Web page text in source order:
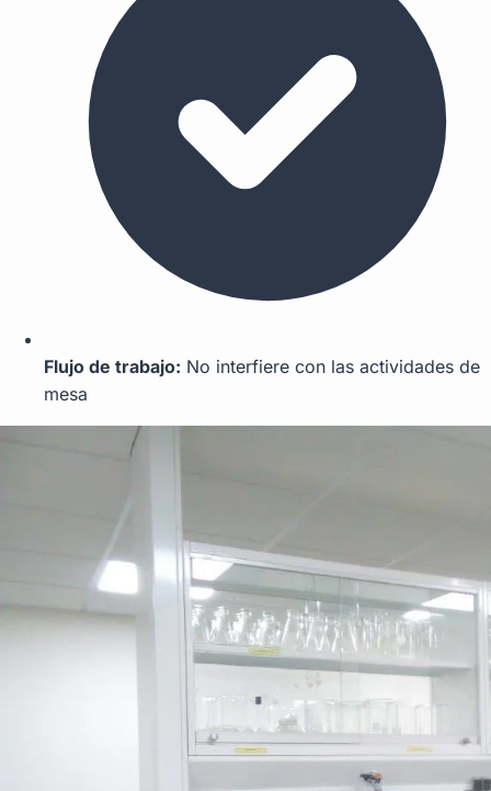
Flujo de trabajo: No interfiere con las actividades de
mesa